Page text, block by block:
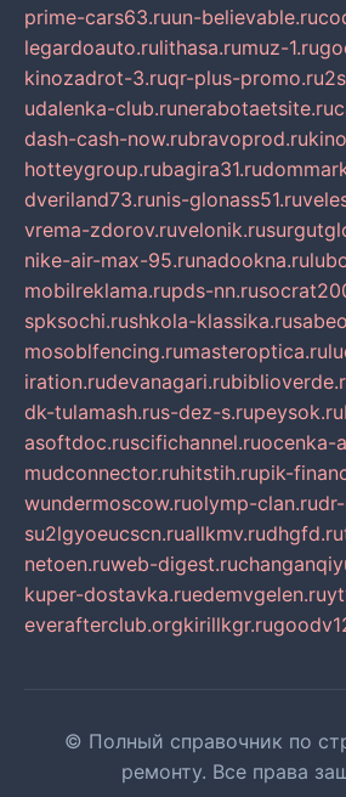
prime-cars63.ruun-believable.ru
legardoauto.rulithasa.rumuz-1.ru
kinozadrot-3.ruqr-plus-promo.ru
udalenka-club.runerabotaetsite.ru
dash-cash-now.rubravoprod.ru
hotteygroup.rubagira31.ru
dveriland73.runis-glonass51.ru
vrema-zdorov.ruvelonik.ru
nike-air-max-95.runadookna.ru
mobilreklama.rupds-nn.ru
spksochi.rushkola-klassika.ru
mosoblfencing.rumasteroptica.ru
iration.rudevanagari.ru
dk-tulamash.rus-dez-s.rupeysok.ru
asoftdoc.ruscifichannel.ruocenka-
mudconnector.ruhitstih.rupik-
wundermoscow.ruolymp-clan.ru
su2lgyoeucscn.ruallkmv.rudhgfd.ru
netoen.ruweb-digest.ru
kuper-dostavka.ruedemvgelen.ru
everafterclub.orgkirillkgr.ru
© Полный справочник по
ремонту. Все права